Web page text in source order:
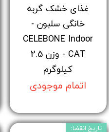
غذای خشک گربه
خانگی سلبون -
CELEBONE Indoor
CAT - وزن 2.5
کیلوگرم
اتمام موجودی
تاریخ انقضا: